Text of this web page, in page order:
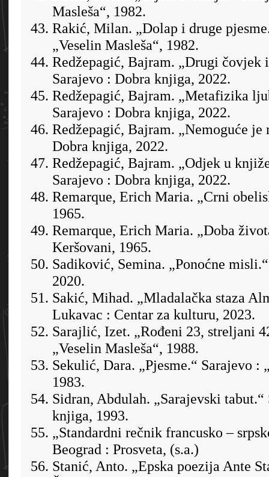
Masleša“, 1982.
Rakić, Milan. „Dolap i druge
„Veselin Masleša“, 1982.
Redžepagić, Bajram. „Drugi čovjek
Sarajevo : Dobra knjiga, 2022.
Redžepagić, Bajram. „Metafizika
Sarajevo : Dobra knjiga, 2022.
Redžepagić, Bajram. „Nemoguće je
Dobra knjiga, 2022.
Redžepagić, Bajram. „Odjek u
Sarajevo : Dobra knjiga, 2022.
Remarque, Erich Maria. „Crni
1965.
Remarque, Erich Maria. „Doba
Keršovani, 1965.
Sadiković, Semina. „Ponoćne
2020.
Sakić, Mihad. „Mladalačka staza
Lukavac : Centar za kulturu, 2023.
Sarajlić, Izet. „Rođeni 23, streljani
„Veselin Masleša“, 1988.
Sekulić, Dara. „Pjesme.“ Sarajevo :
1983.
Sidran, Abdulah. „Sarajevski tabut.“
knjiga, 1993.
„Standardni rečnik francusko –
Beograd : Prosveta, (s.a.)
Stanić, Anto. „Epska poezija Ante